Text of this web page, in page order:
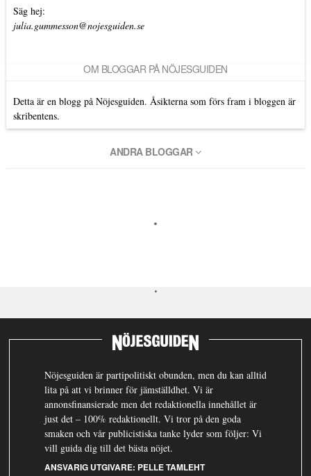
Säg hej:
julia.gummesson@nojesguiden.se
OM BLOGGAR PÅ NÖJESGUIDEN
Detta är en blogg på Nöjesguiden. Åsikterna som förs fram i bloggen är
skribentens.
ANDRA BLOGGAR
Nöjesguiden är partipolitiskt obunden, men du kan alltid
lita på att vi brinner för jämställdhet. Vi är
annonsfinansierade men det redaktionella innehållet är
just det – 100% redaktionellt. Vi tror på den goda
smaken och vår publicistiska tanke lyder som följer: Vi
vill guida dig till det bästa nöjet.
ANSVARIG UTGIVARE: PELLE TAMLEHT